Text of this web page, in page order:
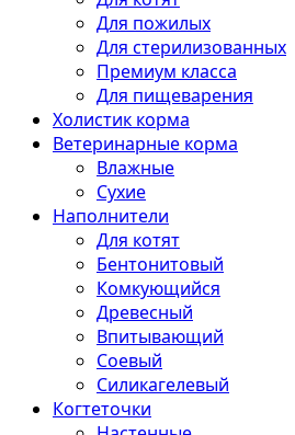
Для пожилых
Для стерилизованных
Премиум класса
Для пищеварения
Холистик корма
Ветеринарные корма
Влажные
Сухие
Наполнители
Для котят
Бентонитовый
Комкующийся
Древесный
Впитывающий
Соевый
Силикагелевый
Когтеточки